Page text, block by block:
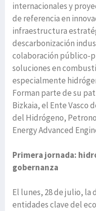
internacionales y
de referencia en
infraestructura
descarbonización
colaboración público-
soluciones en
especialmente
Forman parte de su
Bizkaia, el Ente Vasco
del Hidrógeno,
Energy Advanced
Primera jornada:
gobernanza
El lunes, 28 de julio, la
entidades clave del